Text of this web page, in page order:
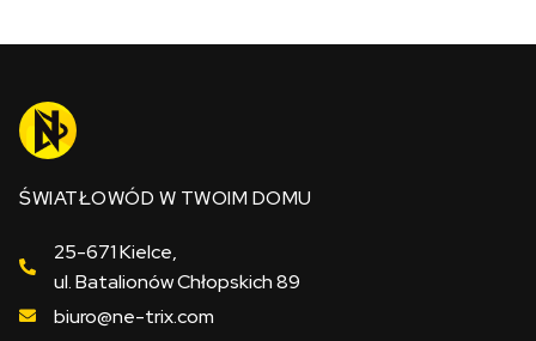
ŚWIATŁOWÓD W TWOIM DOMU
25-671 Kielce,
ul. Batalionów Chłopskich 89
biuro@ne-trix.com